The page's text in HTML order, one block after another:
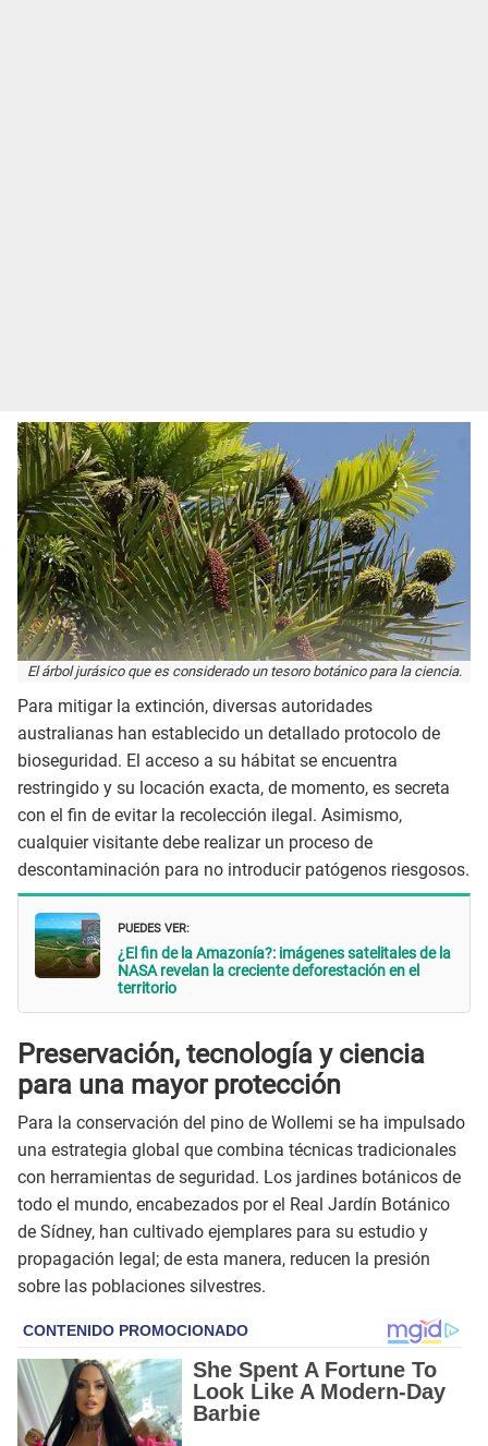
El árbol jurásico que es considerado un tesoro botánico para la ciencia.
Para mitigar la extinción, diversas autoridades
australianas han establecido un detallado protocolo de
bioseguridad. El acceso a su hábitat se encuentra
restringido y su locación exacta, de momento, es secreta
con el fin de evitar la recolección ilegal. Asimismo,
cualquier visitante debe realizar un proceso de
descontaminación para no introducir patógenos riesgosos.
PUEDES VER:
¿El fin de la Amazonía?: imágenes satelitales de la
NASA revelan la creciente deforestación en el
territorio
Preservación, tecnología y ciencia
para una mayor protección
Para la conservación del pino de Wollemi se ha impulsado
una estrategia global que combina técnicas tradicionales
con herramientas de seguridad. Los jardines botánicos de
todo el mundo, encabezados por el Real Jardín Botánico
de Sídney, han cultivado ejemplares para su estudio y
propagación legal; de esta manera, reducen la presión
sobre las poblaciones silvestres.